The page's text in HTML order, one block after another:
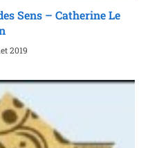
Sens – Catherine Le
2019